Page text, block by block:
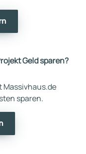
Geld sparen?
sparen.